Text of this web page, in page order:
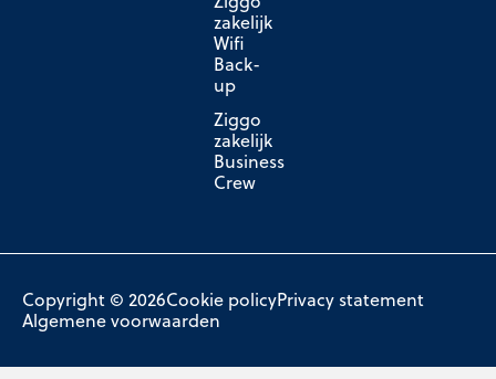
zakelijk
Wifi
Back-
up
Ziggo
zakelijk
Business
Crew
Copyright © 2026Cookie policyPrivacy statement
Algemene voorwaarden